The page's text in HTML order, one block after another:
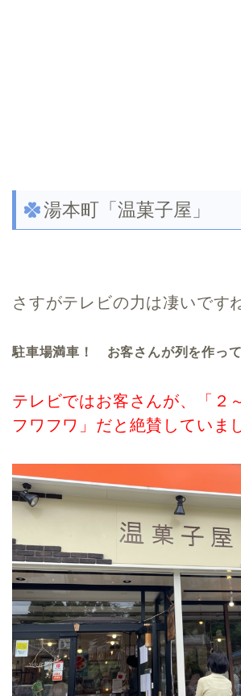
湯本町「温菓子屋」
さすがテレビの力は凄いです
駐車場満車！ お客さんが列を作って
テレビではお客さんが、「２
フワフワ」だと絶賛していま